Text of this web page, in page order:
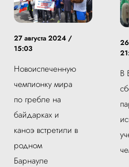
27 августа 2024 /
15:03
Новоиспеченную
чемпионку мира
по гребле на
байдарках и
каноэ встретили в
родном
Барнауле
В